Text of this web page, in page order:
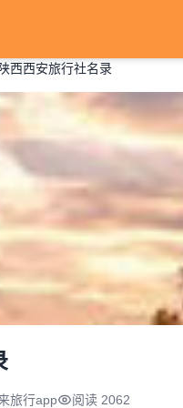
陕西西安旅行社名录
旅行app 阅读 2062